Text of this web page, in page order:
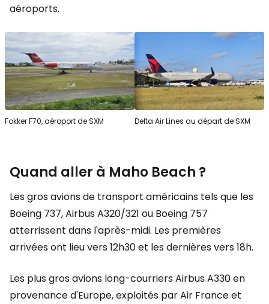
aéroports.
Fokker F70, aéroport de SXM Delta Air Lines au départ de SXM
Quand aller à Maho Beach ?
Les gros avions de transport américains tels que les
Boeing 737, Airbus A320/321 ou Boeing 757
atterrissent dans l'après-midi. Les premières
arrivées ont lieu vers 12h30 et les dernières vers 18h.
Les plus gros avions long-courriers Airbus A330 en
provenance d'Europe, exploités par Air France et